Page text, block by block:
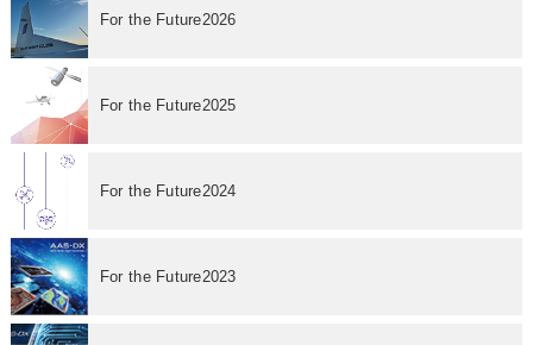
For the Future2026
For the Future2025
For the Future2024
For the Future2023